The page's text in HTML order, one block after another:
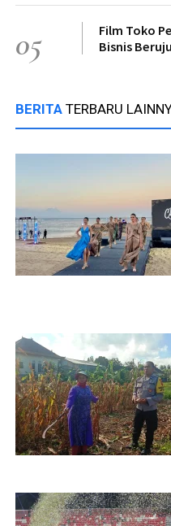
05
Film Toko
Bisnis
BERITA TERBARU